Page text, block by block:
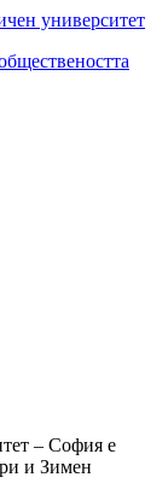
– София е
и Зимен